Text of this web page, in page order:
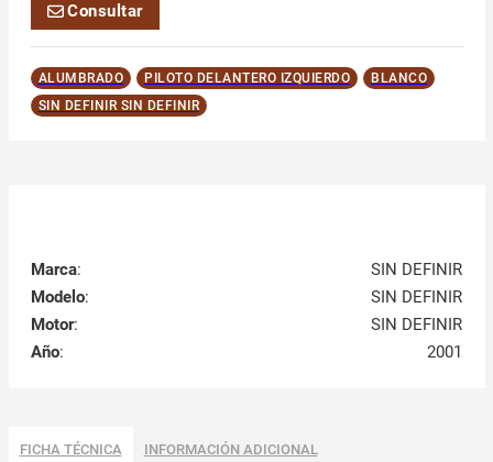
Consultar
ALUMBRADO PILOTO DELANTERO IZQUIERDO
BLANCO
SIN DEFINIR SIN DEFINIR
Marca:
SIN DEFINIR
Modelo:
SIN DEFINIR
Motor:
SIN DEFINIR
Año: 2001
FICHA TÉCNICA INFORMACIÓN ADICIONAL